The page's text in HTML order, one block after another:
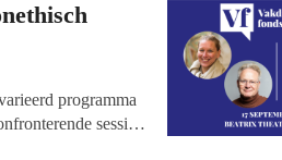
programma
sessie